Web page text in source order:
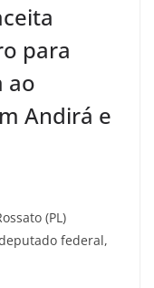
para
ao
Andirá e
(PL)
federal,